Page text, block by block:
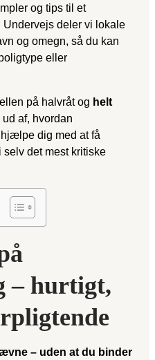
og tips til et
deler vi lokale
og omegn, så du kan
eller
på halvråt og helt
af, hvordan
hjælpe dig med at få
det mest kritiske
– hurtigt,
– uden at du binder